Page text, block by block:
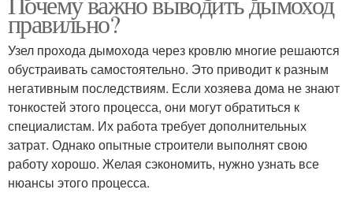
Трубы для бани Печная труба
Трубы на крыше Труба на крыше
правильно?
Узел прохода дымохода через кровлю многие решаются
обустраивать самостоятельно. Это приводит к разным
негативным последствиям. Если хозяева дома не знают
тонкостей этого процесса, они могут обратиться к
специалистам. Их работа требует дополнительных
затрат. Однако опытные строители выполнят свою
работу хорошо. Желая сэкономить, нужно узнать все
нюансы этого процесса.